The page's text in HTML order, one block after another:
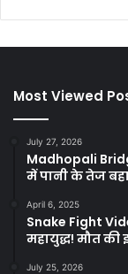
Most Viewed
July 27, 2026
Madhopali
में पानी के तेज
April 6, 2025
Snake Fight
महायुद्ध! मौत
July 25, 2026